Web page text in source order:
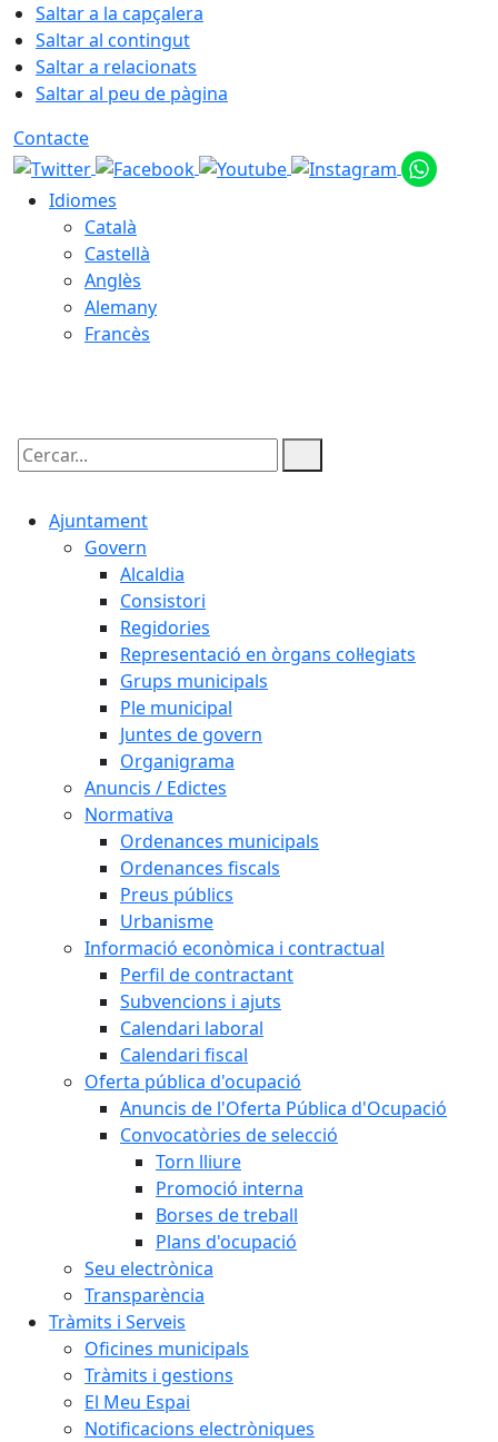
Saltar a la capçalera
Saltar al contingut
Saltar a relacionats
Saltar al peu de pàgina
Contacte
Idiomes
Català
Castellà
Anglès
Alemany
Francès
Cercar:
Ajuntament
Govern
Alcaldia
Consistori
Regidories
Representació en òrgans col·legiats
Grups municipals
Ple municipal
Juntes de govern
Organigrama
Anuncis / Edictes
Normativa
Ordenances municipals
Ordenances fiscals
Preus públics
Urbanisme
Informació econòmica i contractual
Perfil de contractant
Subvencions i ajuts
Calendari laboral
Calendari fiscal
Oferta pública d'ocupació
Anuncis de l'Oferta Pública d'Ocupació
Convocatòries de selecció
Torn lliure
Promoció interna
Borses de treball
Plans d'ocupació
Seu electrònica
Transparència
Tràmits i Serveis
Oficines municipals
Tràmits i gestions
El Meu Espai
Notificacions electròniques